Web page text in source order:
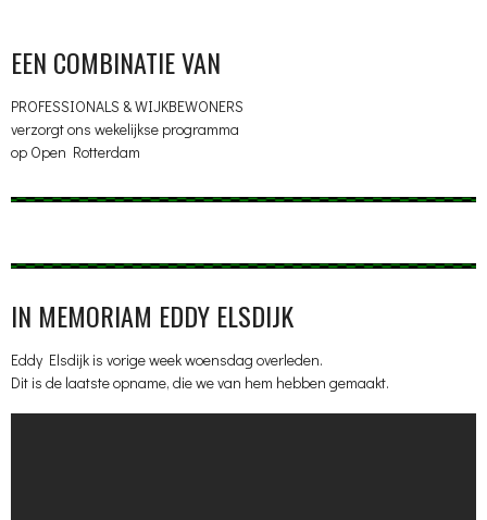
EEN COMBINATIE VAN
PROFESSIONALS & WIJKBEWONERS
verzorgt ons wekelijkse programma
op Open Rotterdam
IN MEMORIAM EDDY ELSDIJK
Eddy Elsdijk is vorige week woensdag overleden.
Dit is de laatste opname, die we van hem hebben gemaakt.